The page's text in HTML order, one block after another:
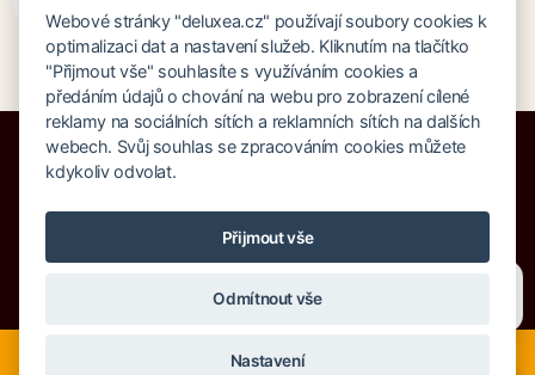
+421 948 759 074
Bankruptcy insurance 125 000 000 CZK
neřešíte na poslední chvíli. Smartwings i Austrian lety po
Webové stránky "deluxea.cz" používají soubory cookies k
optimalizaci dat a nastavení služeb. Kliknutím na tlačítko
"Přijmout vše" souhlasíte s využíváním cookies a
předáním údajů o chování na webu pro zobrazení cílené
reklamy na sociálních sítích a reklamních sítích na dalších
webech. Svůj souhlas se zpracováním cookies můžete
kdykoliv odvolat.
Přijmout vše
Odmítnout vše
Nastavení
Chettyho.